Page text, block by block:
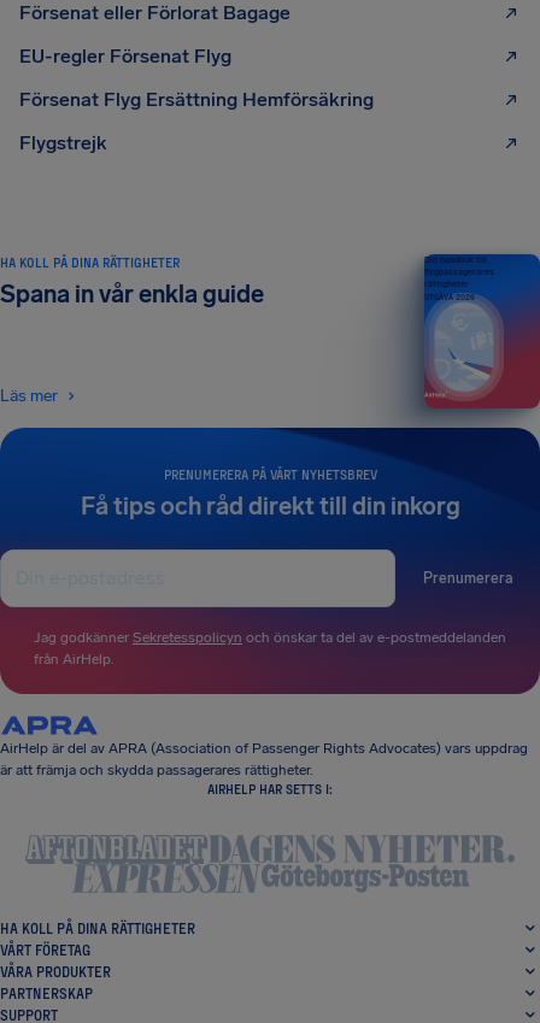
Försenat eller Förlorat Bagage
EU-regler Försenat Flyg
Försenat Flyg Ersättning Hemförsäkring
Flygstrejk
PRENUMERERA PÅ VÅRT NYHETSBREV
Få tips och råd direkt till din inkorg
Prenumerera
Jag godkänner Sekretesspolicyn och önskar ta del av e-postmeddelanden
från AirHelp.
HA KOLL PÅ DINA RÄTTIGHETER
Spana in vår enkla guide
Läs mer
Din handbok till
flygpassagerares
rättigheter
UTGÅVA 2026
AirHelp är del av APRA (Association of Passenger Rights Advocates) vars uppdrag
är att främja och skydda passagerares rättigheter.
AIRHELP HAR SETTS I:
HA KOLL PÅ DINA RÄTTIGHETER
VÅRT FÖRETAG
VÅRA PRODUKTER
PARTNERSKAP
SUPPORT